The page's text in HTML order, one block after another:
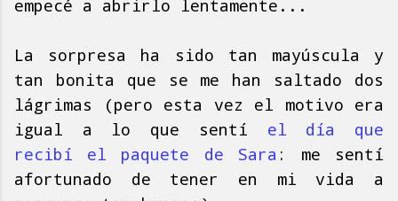
empecé a abrirlo lentamente...
La sorpresa ha sido tan mayúscula y
tan bonita que se me han saltado dos
lágrimas (pero esta vez el motivo era
igual a lo que sentí el día que
recibí el paquete de Sara : me sentí
afortunado de tener en mi vida a